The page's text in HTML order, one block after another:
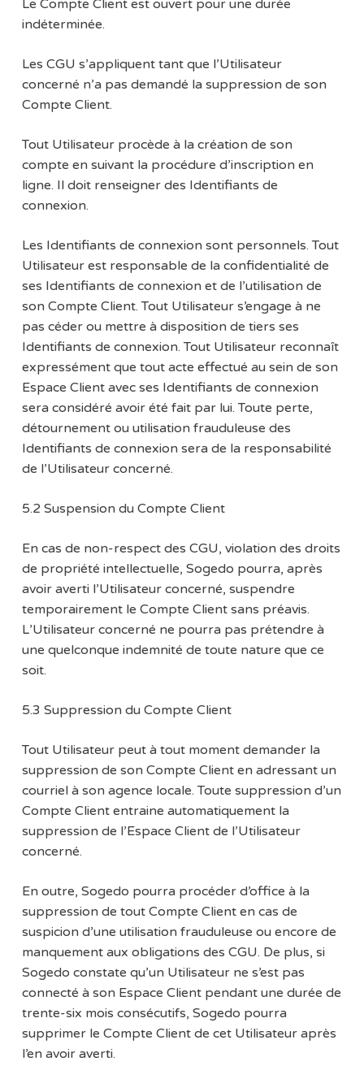
Le Compte Client est ouvert pour une durée
indéterminée.
Les CGU s’appliquent tant que l’Utilisateur
concerné n’a pas demandé la suppression de son
Compte Client.
Tout Utilisateur procède à la création de son
compte en suivant la procédure d’inscription en
ligne. Il doit renseigner des Identifiants de
connexion.
Les Identifiants de connexion sont personnels. Tout
Utilisateur est responsable de la confidentialité de
ses Identifiants de connexion et de l’utilisation de
son Compte Client. Tout Utilisateur s’engage à ne
pas céder ou mettre à disposition de tiers ses
Identifiants de connexion. Tout Utilisateur reconnaît
expressément que tout acte effectué au sein de son
Espace Client avec ses Identifiants de connexion
sera considéré avoir été fait par lui. Toute perte,
détournement ou utilisation frauduleuse des
Identifiants de connexion sera de la responsabilité
de l’Utilisateur concerné.
5.2 Suspension du Compte Client
En cas de non-respect des CGU, violation des droits
de propriété intellectuelle, Sogedo pourra, après
avoir averti l’Utilisateur concerné, suspendre
temporairement le Compte Client sans préavis.
L’Utilisateur concerné ne pourra pas prétendre à
une quelconque indemnité de toute nature que ce
soit.
5.3 Suppression du Compte Client
Tout Utilisateur peut à tout moment demander la
suppression de son Compte Client en adressant un
courriel à son agence locale. Toute suppression d’un
Compte Client entraine automatiquement la
suppression de l’Espace Client de l’Utilisateur
concerné.
En outre, Sogedo pourra procéder d’office à la
suppression de tout Compte Client en cas de
suspicion d’une utilisation frauduleuse ou encore de
manquement aux obligations des CGU. De plus, si
Sogedo constate qu’un Utilisateur ne s’est pas
connecté à son Espace Client pendant une durée de
trente-six mois consécutifs, Sogedo pourra
supprimer le Compte Client de cet Utilisateur après
l’en avoir averti.